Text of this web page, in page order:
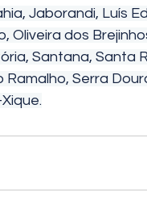
Jaborandi, Luís
Oliveira dos
Santana, Santa
Ramalho, Serra